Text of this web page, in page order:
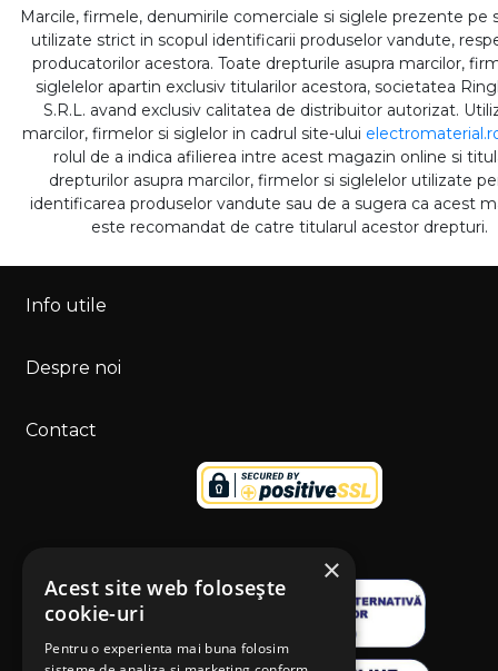
Marcile, firmele, denumirile comerciale si siglele prezente pe
utilizate strict in scopul identificarii produselor vandute,
producatorilor acestora. Toate drepturile asupra marcilor,
siglelelor apartin exclusiv titularilor acestora, societatea
S.R.L. avand exclusiv calitatea de distribuitor autorizat.
marcilor, firmelor si siglelor in cadrul site-ului
rolul de a indica afilierea intre acest magazin online si
drepturilor asupra marcilor, firmelor si siglelelor utilizate
identificarea produselor vandute sau de a sugera ca acest
este recomandat de catre titularul acestor drepturi.
Info utile
Despre noi
Contact
×
Acest site web folosește
cookie-uri
Pentru o experienta mai buna folosim